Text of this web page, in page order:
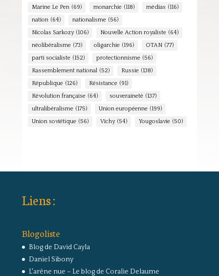
Marine Le Pen (69) monarchie (118) médias (116)
nation (64) nationalisme (56)
Nicolas Sarkozy (106) Nouvelle Action royaliste (64)
néolibéralisme (73) oligarchie (196) OTAN (77)
parti socialiste (152) protectionnisme (56)
Rassemblement national (52) Russie (138)
République (126) Résistance (91)
Révolution française (64) souveraineté (137)
ultralibéralisme (175) Union européenne (199)
Union soviétique (56) Vichy (54) Yougoslavie (50)
Liens :
Blogoliste
Blog de David Cayla
Daniel Sibony
L'arêne nue – Le blog de Coralie Delaume